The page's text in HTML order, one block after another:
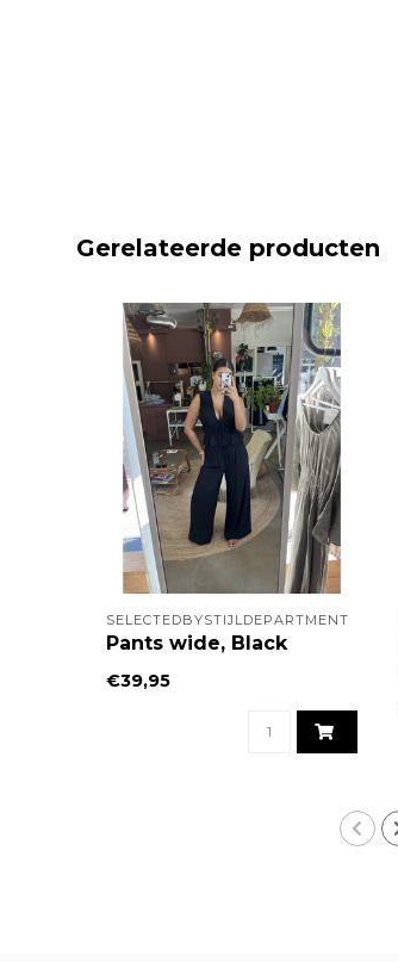
Gerelateerde producten
SELECTEDBYSTIJLDEPARTMENT
Pants wide, Black
€39,95